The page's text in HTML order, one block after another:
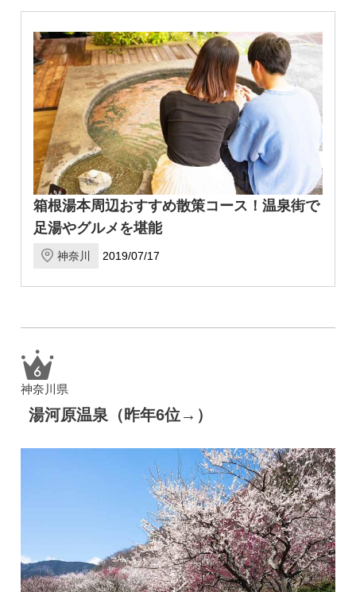
箱根湯本周辺おすすめ散策コース！温泉街で
足湯やグルメを堪能
神奈川 2019/07/17
神奈川県
湯河原温泉（昨年6位→）